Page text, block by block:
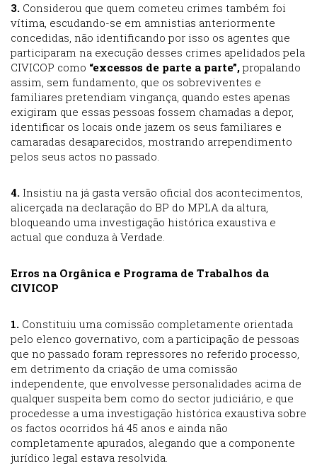
3. Considerou que quem cometeu crimes também foi
vítima, escudando-se em amnistias anteriormente
concedidas, não identificando por isso os agentes que
participaram na execução desses crimes apelidados pela
CIVICOP como “excessos de parte a parte”,propalando
assim, sem fundamento, que os sobreviventes e
familiares pretendiam vingança, quando estes apenas
exigiram que essas pessoas fossem chamadas a depor,
identificar os locais onde jazem os seus familiares e
camaradas desaparecidos, mostrando arrependimento
pelos seus actos no passado.
4. Insistiu na já gasta versão oficial dos acontecimentos,
alicerçada na declaração do BP do MPLA da altura,
bloqueando uma investigação histórica exaustiva e
actual que conduza à Verdade.
Erros na Orgânica e Programa de Trabalhos da
CIVICOP
1. Constituiu uma comissão completamente orientada
pelo elenco governativo, com a participação de pessoas
que no passado foram repressores no referido processo,
em detrimento da criação de uma comissão
independente, que envolvesse personalidades acima de
qualquer suspeita bem como do sector judiciário, e que
procedesse a uma investigação histórica exaustiva sobre
os factos ocorridos há 45 anos e ainda não
completamente apurados, alegando que a componente
jurídico legal estava resolvida.